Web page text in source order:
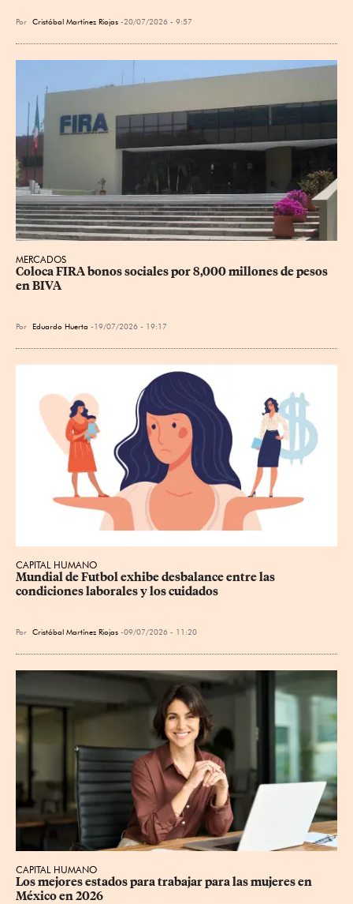
Por Cristóbal Martínez Riojas 20/07/2026 - 9:57
MERCADOS
Coloca FIRA bonos sociales por 8,000 millones de pesos
en BIVA
Por Eduardo Huerta 19/07/2026 - 19:17
CAPITAL HUMANO
Mundial de Futbol exhibe desbalance entre las
condiciones laborales y los cuidados
Por Cristóbal Martínez Riojas 09/07/2026 - 11:20
CAPITAL HUMANO
Los mejores estados para trabajar para las mujeres en
México en 2026